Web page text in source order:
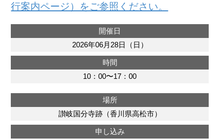
行案内ページ）をご参照ください。
開催日
2026年06月28日（日）
時間
10：00〜17：00
場所
讃岐国分寺跡（香川県高松市）
申し込み